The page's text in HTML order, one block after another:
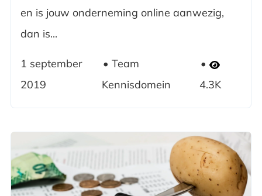
en is jouw onderneming online aanwezig,
dan is...
1 september
2019
Team
Kennisdomein
4.3K